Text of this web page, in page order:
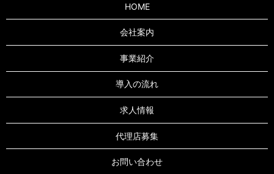
HOME
会社案内
事業紹介
導入の流れ
求人情報
代理店募集
お問い合わせ